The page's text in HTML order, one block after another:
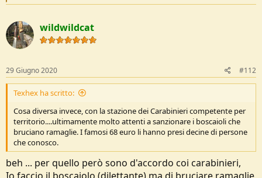
c
t
o
s
:
wildwildcat
29 Giugno 2020 #112
Texhex ha scritto:
Cosa diversa invece, con la stazione dei Carabinieri competente per
territorio....ultimamente molto attenti a sanzionare i boscaioli che
bruciano ramaglie. I famosi 68 euro li hanno presi decine di persone
che conosco.
beh ... per quello però sono d'accordo coi carabinieri,